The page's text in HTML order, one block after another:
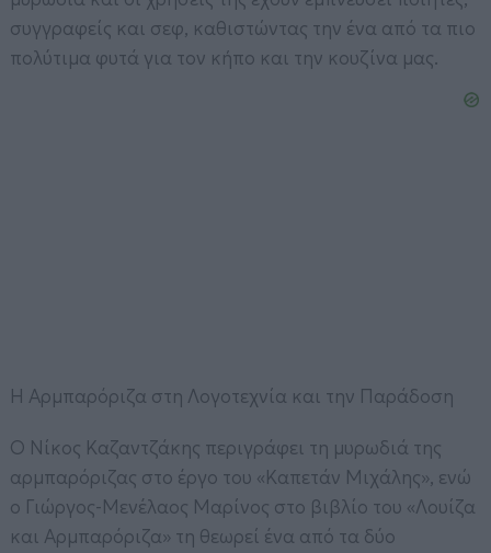
συγγραφείς και σεφ, καθιστώντας την ένα από τα πιο
πολύτιμα φυτά για τον κήπο και την κουζίνα μας.
Η Αρμπαρόριζα στη Λογοτεχνία και την Παράδοση
Ο Νίκος Καζαντζάκης περιγράφει τη μυρωδιά της
αρμπαρόριζας στο έργο του «Καπετάν Μιχάλης», ενώ
ο Γιώργος-Μενέλαος Μαρίνος στο βιβλίο του «Λουίζα
και Αρμπαρόριζα» τη θεωρεί ένα από τα δύο